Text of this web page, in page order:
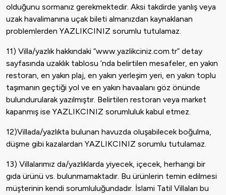
olduğunu sormanız gerekmektedir. Aksi takdirde yanlış veya
uzak havalimanına uçak bileti almanızdan kaynaklanan
problemlerden YAZLIKCINIZ sorumlu tutulamaz.
11) Villa/yazlık hakkındaki “www.yazlikciniz.com.tr” detay
sayfasında uzaklık tablosu ’nda belirtilen mesafeler, en yakın
restoran, en yakın plaj, en yakın yerleşim yeri, en yakın toplu
taşımanın geçtiği yol ve en yakın havaalanı göz önünde
bulundurularak yazılmıştır. Belirtilen restoran veya market
kapanmış ise YAZLIKCINIZ sorumluluk kabul etmez.
12)Villada/yazlıkta bulunan havuzda oluşabilecek boğulma,
düşme gibi kazalardan YAZLIKCINIZ sorumlu tutulamaz.
13) Villalarımız da/yazlıklarda yiyecek, içecek, herhangi bir
gıda ürünü vs. bulunmamaktadır. Bu ürünlerin temin edilmesi
müşterinin kendi sorumluluğundadır. İslami Tatil Villaları bu